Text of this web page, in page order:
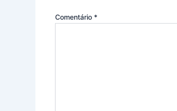
Comentário *